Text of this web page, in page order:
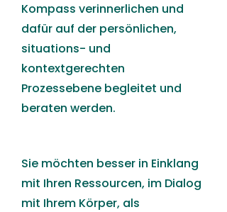
Kompass verinnerlichen und
dafür auf der persönlichen,
situations- und
kontextgerechten
Prozessebene begleitet und
beraten werden.
Sie möchten besser in Einklang
mit Ihren Ressourcen, im Dialog
mit Ihrem Körper, als